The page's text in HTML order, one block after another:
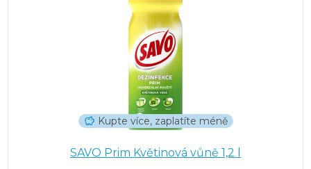
Kupte více, zaplatíte méně
SAVO Prim Květinová vůně 1,2 l